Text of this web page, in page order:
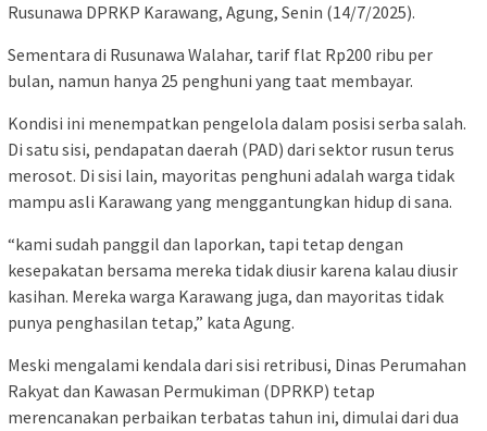
Rusunawa DPRKP Karawang, Agung, Senin (14/7/2025).
Sementara di Rusunawa Walahar, tarif flat Rp200 ribu per
bulan, namun hanya 25 penghuni yang taat membayar.
Kondisi ini menempatkan pengelola dalam posisi serba salah.
Di satu sisi, pendapatan daerah (PAD) dari sektor rusun terus
merosot. Di sisi lain, mayoritas penghuni adalah warga tidak
mampu asli Karawang yang menggantungkan hidup di sana.
“kami sudah panggil dan laporkan, tapi tetap dengan
kesepakatan bersama mereka tidak diusir karena kalau diusir
kasihan. Mereka warga Karawang juga, dan mayoritas tidak
punya penghasilan tetap,” kata Agung.
Meski mengalami kendala dari sisi retribusi, Dinas Perumahan
Rakyat dan Kawasan Permukiman (DPRKP) tetap
merencanakan perbaikan terbatas tahun ini, dimulai dari dua